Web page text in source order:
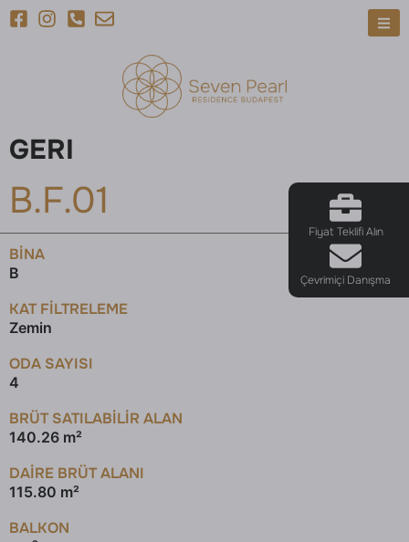
Fiyat Teklifi Alın
Çevrimiçi Danışma
GERI
B.F.01
BINA
B
KAT FILTRELEME
Zemin
ODA SAYISI
4
BRÜT SATILABILIR ALAN
140.26 m²
DAİRE BRÜT ALANI
115.80 m²
BALKON